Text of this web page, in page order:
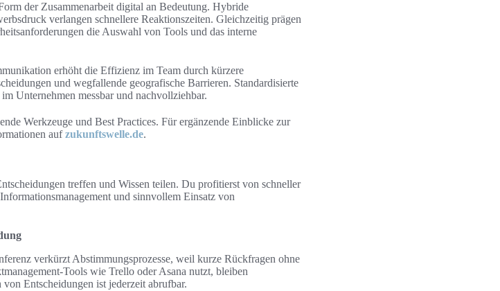
der Zusammenarbeit digital an Bedeutung. Hybride
verlangen schnellere Reaktionszeiten. Gleichzeitig prägen
die Auswahl von Tools und das interne
erhöht die Effizienz im Team durch kürzere
und wegfallende geografische Barrieren. Standardisierte
Unternehmen messbar und nachvollziehbar.
Werkzeuge und Best Practices. Für ergänzende Einblicke zur
aufzukunftswelle.de.
treffen und Wissen teilen. Du profitierst von schneller
und sinnvollem Einsatz von
verkürzt Abstimmungsprozesse, weil kurze Rückfragen ohne
wie Trello oder Asana nutzt, bleiben
Entscheidungen ist jederzeit abrufbar.